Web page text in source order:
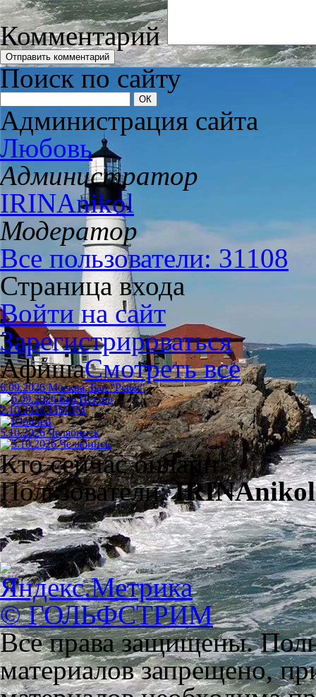
Комментарий
Поиск по сайту
Администрация сайта
Любовь
Администратор
IRINAnikol
Модератор
Все пользователи: 31108
Страница входа
Войти на сайт
Зарегистрироваться
АфишаСмотреть все
6.09.2026 Москва, Бар "Petter"
2.10.2026 ММДМ
5.10.2026 Челябинск
Кто сейчас онлайн
Пользователи:
© ГОЛЬФСТРИМ
Все права защищены.
материалов запрещено,